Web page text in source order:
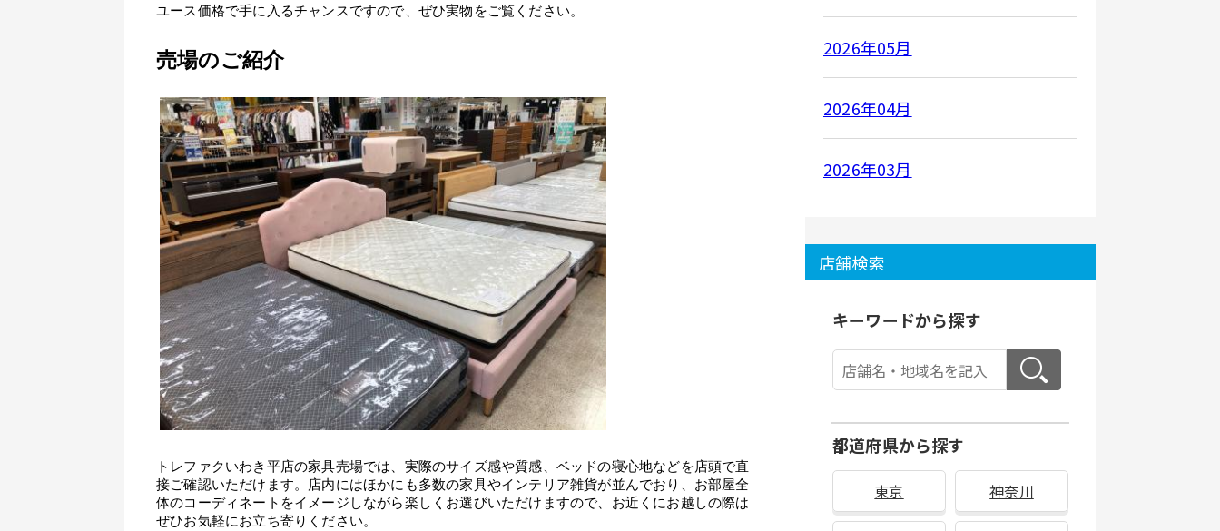
ユース価格で手に入るチャンスですので、ぜひ実物をご覧ください。
売場のご紹介
トレファクいわき平店の家具売場では、実際のサイズ感や質感、ベッドの寝心地などを店頭で直
接ご確認いただけます。店内にはほかにも多数の家具やインテリア雑貨が並んでおり、お部屋全
体のコーディネートをイメージしながら楽しくお選びいただけますので、お近くにお越しの際は
ぜひお気軽にお立ち寄りください。
2026年05月
2026年04月
2026年03月
店舗検索
キーワードから探す
都道府県から探す
東京 神奈川